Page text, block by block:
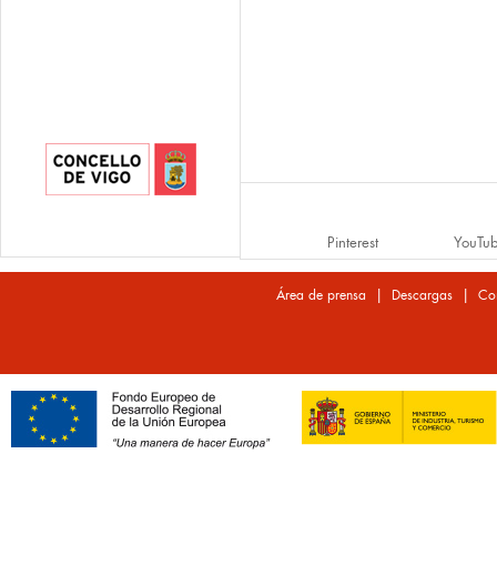
Pinterest
Área de prensa | Descargas|